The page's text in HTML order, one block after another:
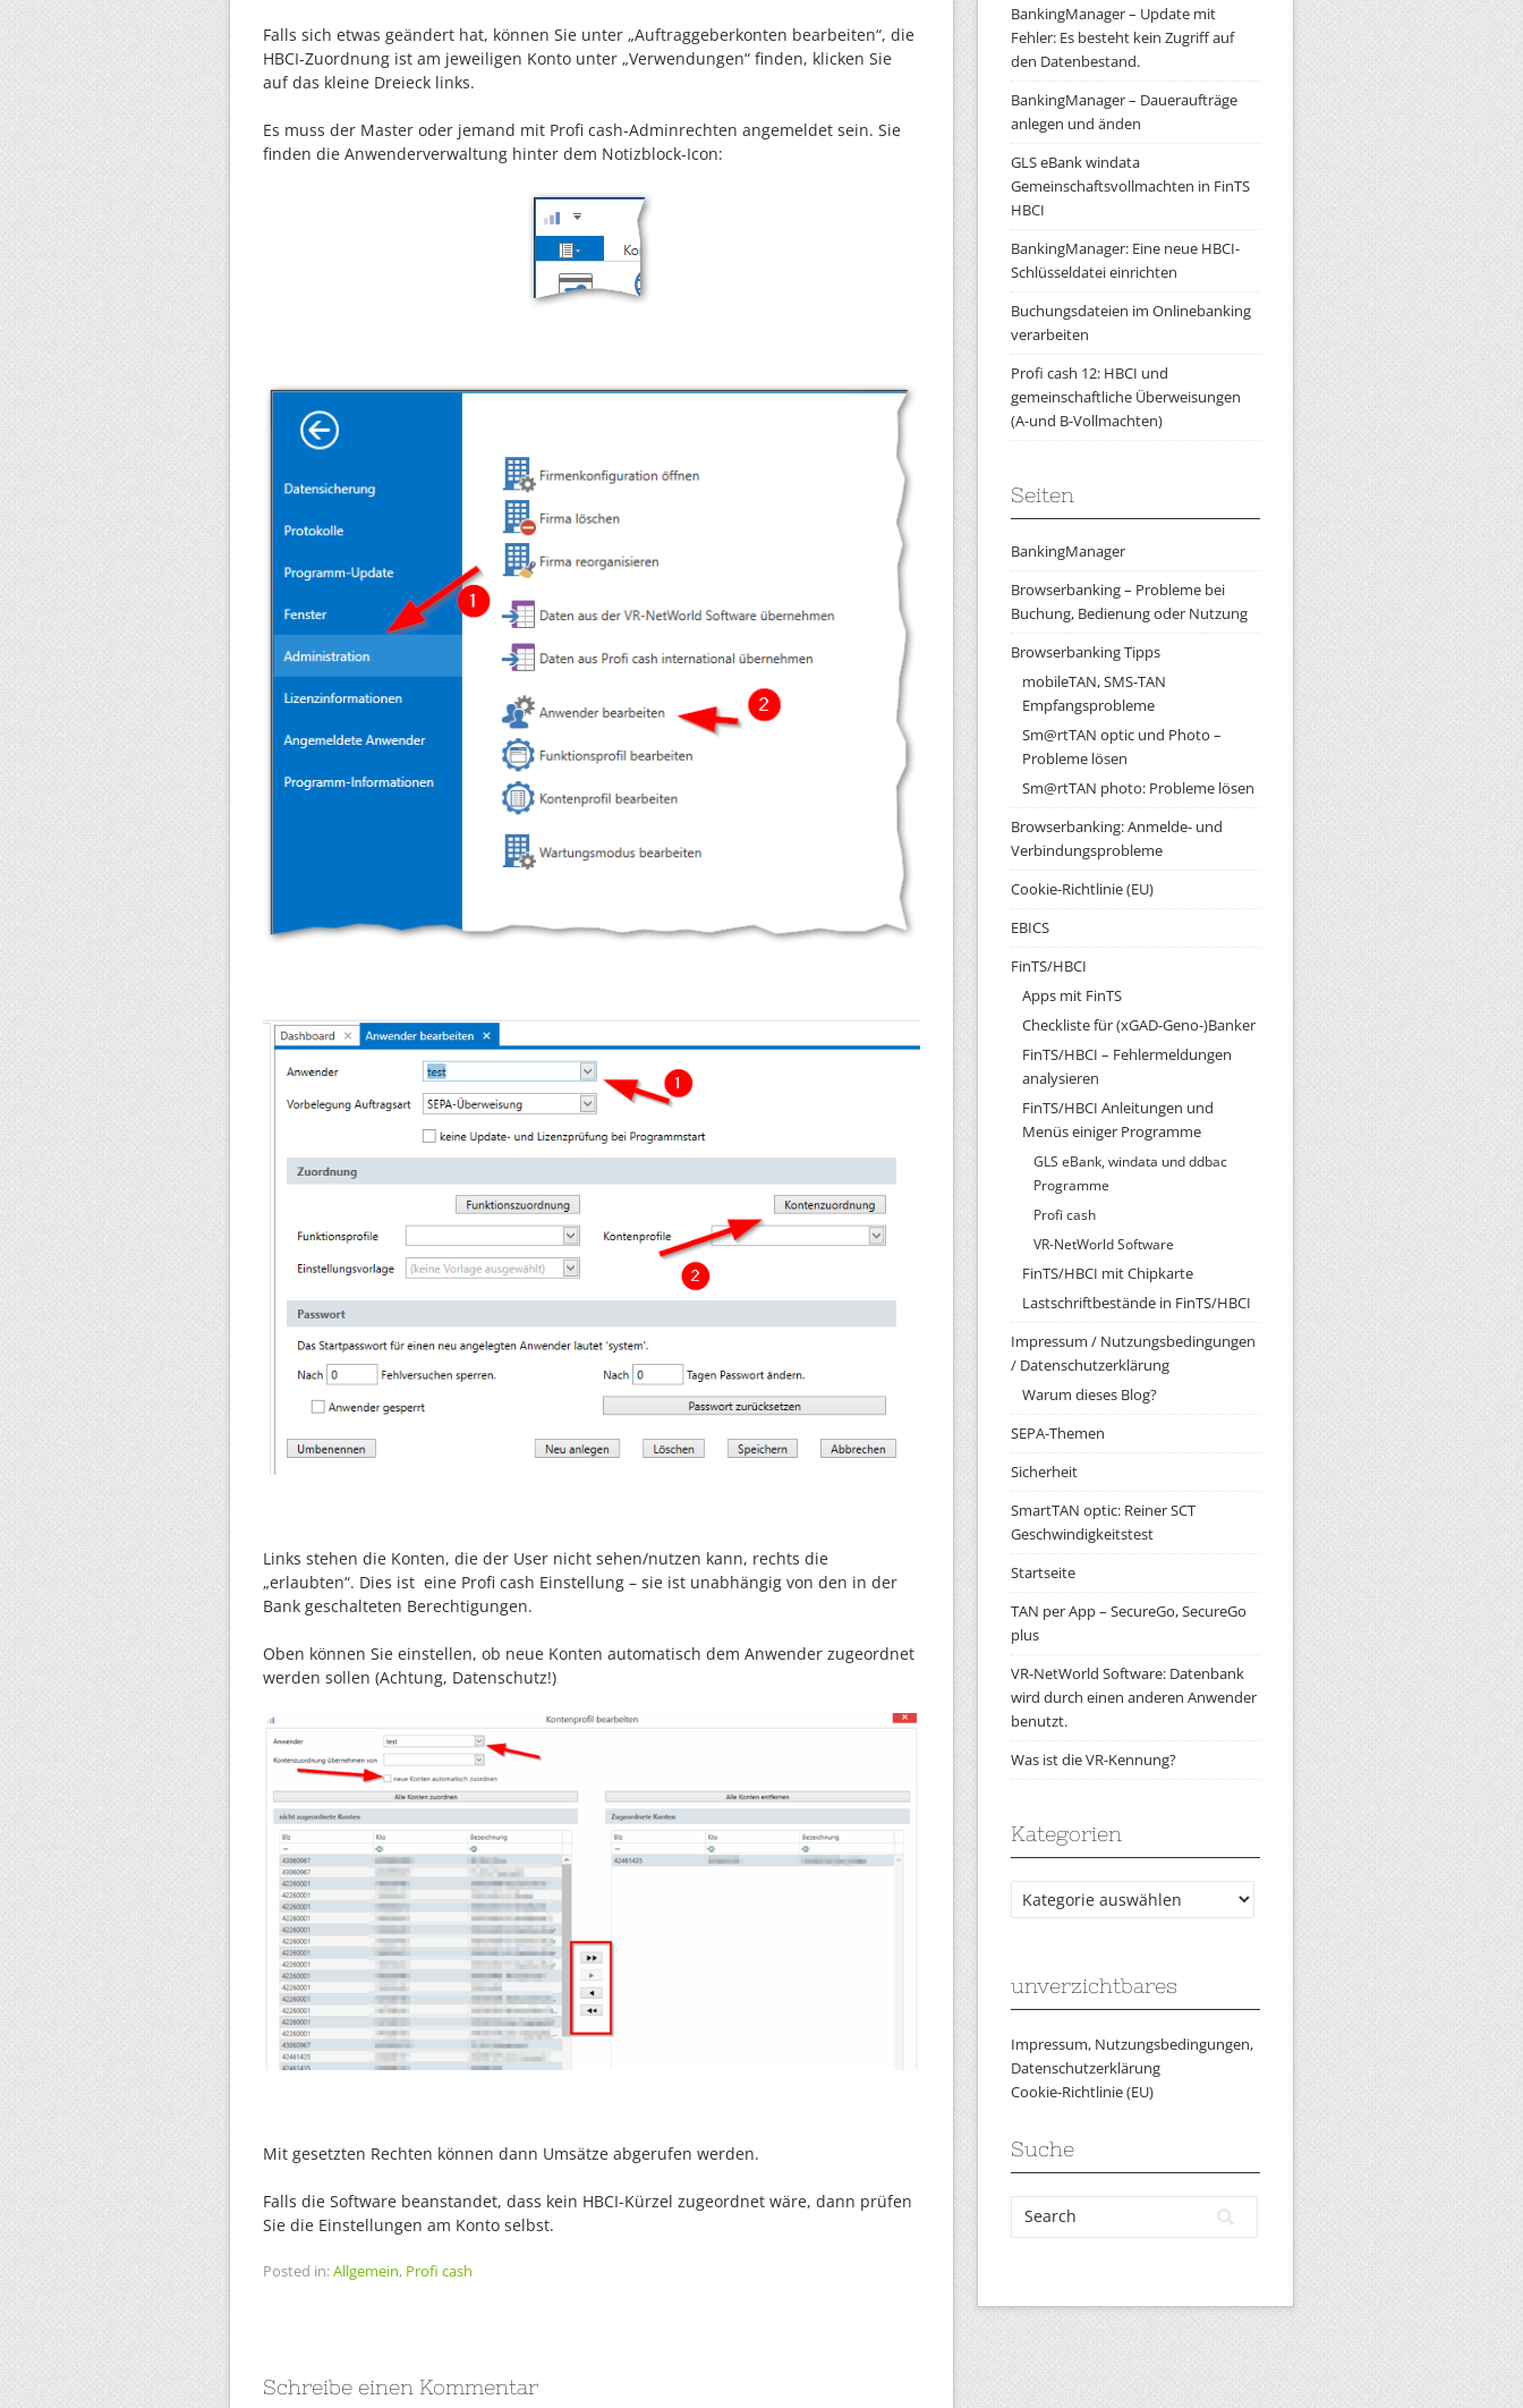
Falls sich etwas geändert hat, können Sie unter „Auftraggeberkonten bearbeiten“, die
HBCI-Zuordnung ist am jeweiligen Konto unter „Verwendungen“ finden, klicken Sie
auf das kleine Dreieck links.
Es muss der Master oder jemand mit Profi cash-Adminrechten angemeldet sein. Sie
finden die Anwenderverwaltung hinter dem Notizblock-Icon:
Links stehen die Konten, die der User nicht sehen/nutzen kann, rechts die
„erlaubten“. Dies ist eine Profi cash Einstellung – sie ist unabhängig von den in der
Bank geschalteten Berechtigungen.
Oben können Sie einstellen, ob neue Konten automatisch dem Anwender zugeordnet
werden sollen (Achtung, Datenschutz!)
Mit gesetzten Rechten können dann Umsätze abgerufen werden.
Falls die Software beanstandet, dass kein HBCI-Kürzel zugeordnet wäre, dann prüfen
Sie die Einstellungen am Konto selbst.
Posted in:Allgemein, Profi cash
Schreibe einen Kommentar
BankingManager – Update mit
Fehler: Es besteht kein Zugriff auf
den Datenbestand.
BankingManager – Daueraufträge
anlegen und änden
GLS eBank windata
Gemeinschaftsvollmachten in FinTS
HBCI
BankingManager: Eine neue HBCI-
Schlüsseldatei einrichten
Buchungsdateien im Onlinebanking
verarbeiten
Profi cash 12: HBCI und
gemeinschaftliche Überweisungen
(A-und B-Vollmachten)
Seiten
BankingManager
Browserbanking – Probleme bei
Buchung, Bedienung oder Nutzung
Browserbanking Tipps
mobileTAN, SMS-TAN
Empfangsprobleme
Sm@rtTAN optic und Photo –
Probleme lösen
Sm@rtTAN photo: Probleme lösen
Browserbanking: Anmelde- und
Verbindungsprobleme
Cookie-Richtlinie (EU)
EBICS
FinTS/HBCI
Apps mit FinTS
Checkliste für (xGAD-Geno-)Banker
FinTS/HBCI – Fehlermeldungen
analysieren
FinTS/HBCI Anleitungen und
Menüs einiger Programme
GLS eBank, windata und ddbac
Programme
Profi cash
VR-NetWorld Software
FinTS/HBCI mit Chipkarte
Lastschriftbestände in FinTS/HBCI
Impressum / Nutzungsbedingungen
/ Datenschutzerklärung
Warum dieses Blog?
SEPA-Themen
Sicherheit
SmartTAN optic: Reiner SCT
Geschwindigkeitstest
Startseite
TAN per App – SecureGo, SecureGo
plus
VR-NetWorld Software: Datenbank
wird durch einen anderen Anwender
benutzt.
Was ist die VR-Kennung?
Kategorien
Kategorien
unverzichtbares
Impressum, Nutzungsbedingungen,
Datenschutzerklärung
Cookie-Richtlinie (EU)
Suche